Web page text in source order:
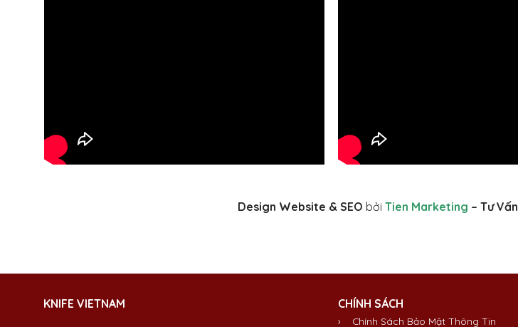
Design Website & SEO bởi Tien Marketing – Tư Vấn
KNIFE VIETNAM CHÍNH SÁCH
› Chính Sách Bảo Mật Thông Tin